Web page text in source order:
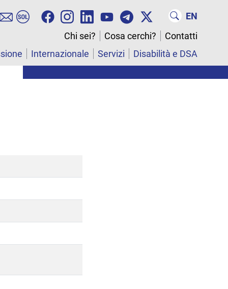
EN
Chi sei?
Cosa cerchi?
Contatti
Internazionale Servizi Disabilità e DSA